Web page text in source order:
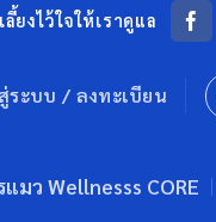
ยงไว้ใจให้เราดูแล
ระบบ / ลงทะเบียน
มว Wellnesss CORE